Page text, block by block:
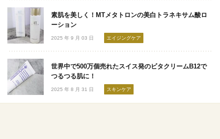
素肌を美しく！MTメタトロンの美白トラネキサム酸ロ
ーション
2025 年 9 月 03 日 エイジングケア
世界中で500万個売れたスイス発のビタクリームB12で
つるつる肌に！
2025 年 8 月 31 日 スキンケア